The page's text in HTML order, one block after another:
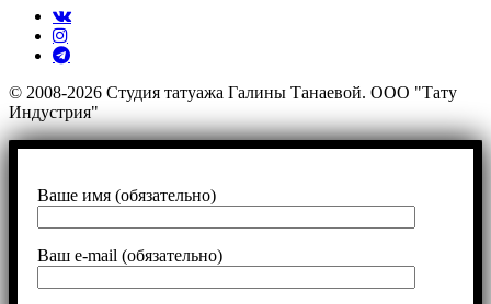
© 2008-2026 Студия татуажа Галины Танаевой. ООО "Тату
Индустрия"
Ваше имя (обязательно)
Ваш e-mail (обязательно)